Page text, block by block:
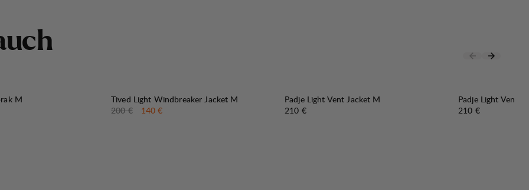
uch
M
VERKAUF:
Tived Light Windbreaker Jacket M
Originalpreis:
200 € Verkaufspreis
140 €
Padje Light Vent Jacket M
Preis:
210 €
Padje Light Vent
Preis:
210 €